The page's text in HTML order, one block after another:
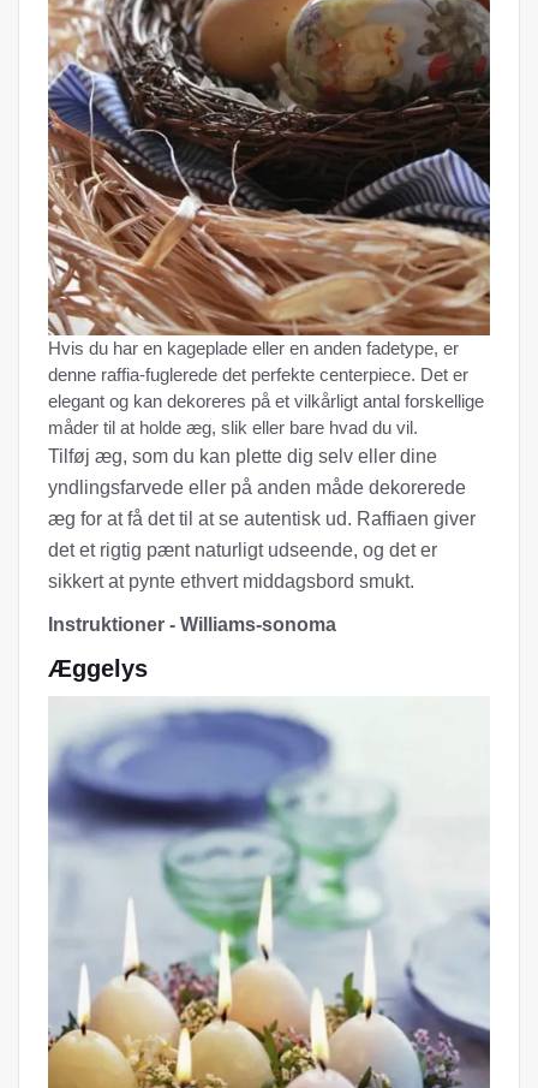
Hvis du har en kageplade eller en anden fadetype, er
denne raffia-fuglerede det perfekte centerpiece. Det er
elegant og kan dekoreres på et vilkårligt antal forskellige
måder til at holde æg, slik eller bare hvad du vil.
Tilføj æg, som du kan plette dig selv eller dine
yndlingsfarvede eller på anden måde dekorerede
æg for at få det til at se autentisk ud. Raffiaen giver
det et rigtig pænt naturligt udseende, og det er
sikkert at pynte ethvert middagsbord smukt.
Instruktioner - Williams-sonoma
Æggelys